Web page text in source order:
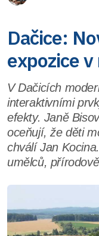
Dačice:
expozice
V Dačicích
interaktivními
efekty. Janě
oceňují, že děti
chválí Jan
umělců,